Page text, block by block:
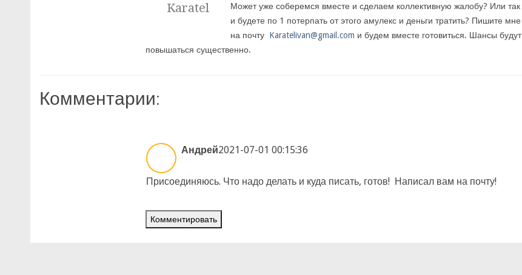
Karatel
Может уже соберемся вместе и сделаем коллективную жалобу? Или так
и будете по 1 потерпать от этого амулекс и деньги тратить? Пишите мне
на почту Karatelivan@gmail.com и будем вместе готовиться. Шансы будут
повышаться существенно.
Комментарии:
Андрей2021-07-01 00:15:36
Присоединяюсь. Что надо делать и куда писать, готов! Написал вам на почту!
Комментировать